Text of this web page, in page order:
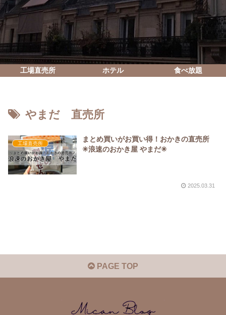
工場直売所 ホテル 食べ放題
やまだ 直売所
工場直売所
まとめ買いがお買い得！おかきの直売所
✳︎浪速のおかき屋 やまだ✳︎
2025.03.31
PAGE TOP